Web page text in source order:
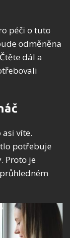
péči o tuto
odměněna
dál a
víte.
potřebuje
Proto je